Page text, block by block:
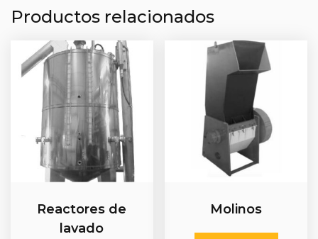
Productos relacionados
Reactores de
lavado
Molinos